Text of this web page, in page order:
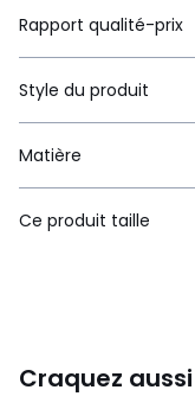
Rapport qualité-prix
Style du produit
Matière
Ce produit taille
Craquez